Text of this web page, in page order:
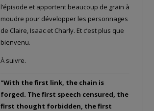
l’épisode et apportent beaucoup de grain à
moudre pour développer les personnages
de Claire, Isaac et Charly. Et c’est plus que
bienvenu.
À suivre.
"With the first link, the chain is
forged. The first speech censured, the
first thought forbidden, the first